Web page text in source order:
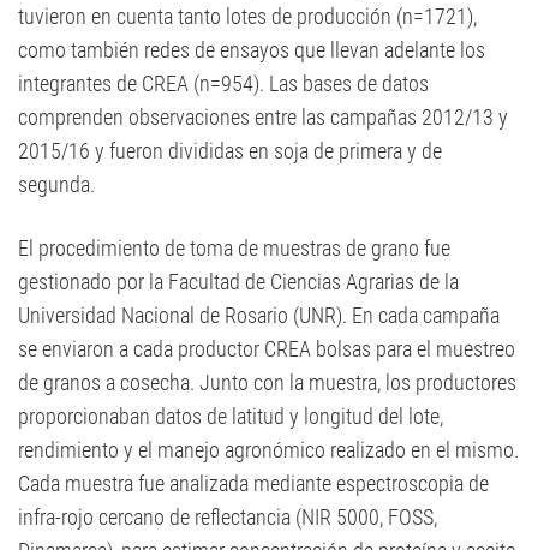
tuvieron en cuenta tanto lotes de producción (n=1721),
como también redes de ensayos que llevan adelante los
integrantes de CREA (n=954). Las bases de datos
comprenden observaciones entre las campañas 2012/13 y
2015/16 y fueron divididas en soja de primera y de
segunda.
El procedimiento de toma de muestras de grano fue
gestionado por la Facultad de Ciencias Agrarias de la
Universidad Nacional de Rosario (UNR). En cada campaña
se enviaron a cada productor CREA bolsas para el muestreo
de granos a cosecha. Junto con la muestra, los productores
proporcionaban datos de latitud y longitud del lote,
rendimiento y el manejo agronómico realizado en el mismo.
Cada muestra fue analizada mediante espectroscopia de
infra-rojo cercano de reflectancia (NIR 5000, FOSS,